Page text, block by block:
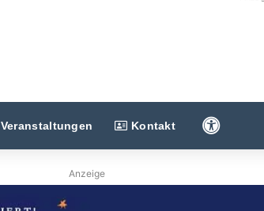
Veranstaltungen Kontakt
Anzeige